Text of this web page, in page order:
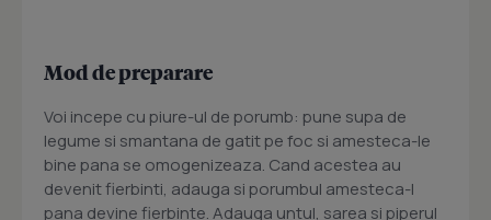
Mod de preparare
Voi incepe cu piure-ul de porumb: pune supa de
legume si smantana de gatit pe foc si amesteca-le
bine pana se omogenizeaza. Cand acestea au
devenit fierbinti, adauga si porumbul amesteca-l
pana devine fierbinte. Adauga untul, sarea si piperul